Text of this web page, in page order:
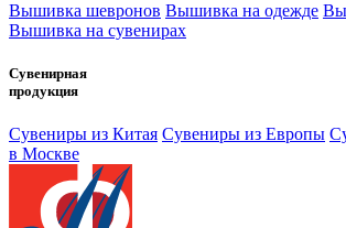
Вышивка шевронов Вышивка на одежде
Вышивка на сувенирах
Сувенирная
продукция
Сувениры из Китая Сувениры из Европы
в Москве